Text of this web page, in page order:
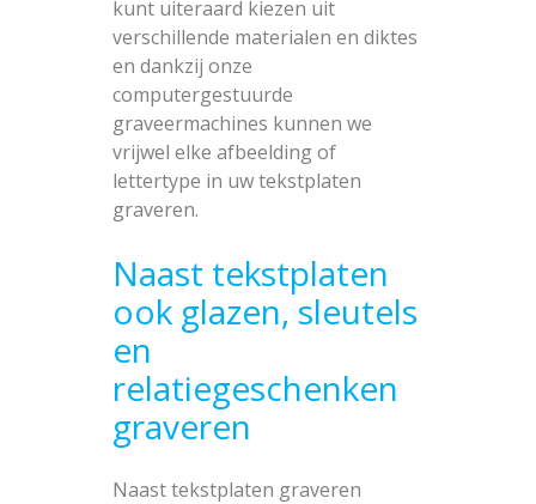
kunt uiteraard kiezen uit
verschillende materialen en diktes
en dankzij onze
computergestuurde
graveermachines kunnen we
vrijwel elke afbeelding of
lettertype in uw tekstplaten
graveren.
Naast tekstplaten
ook glazen, sleutels
en
relatiegeschenken
graveren
Naast tekstplaten graveren